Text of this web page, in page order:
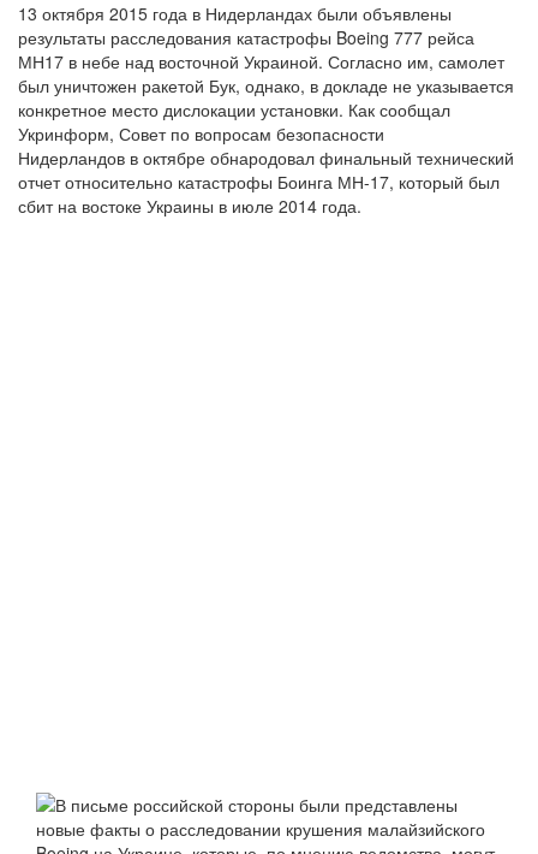
13 октября 2015 года в Нидерландах были объявлены
результаты расследования катастрофы Boeing 777 рейса
МН17 в небе над восточной Украиной. Согласно им, самолет
был уничтожен ракетой Бук, однако, в докладе не указывается
конкретное место дислокации установки. Как сообщал
Укринформ, Совет по вопросам безопасности
Нидерландов в октябре обнародовал финальный технический
отчет относительно катастрофы Боинга МН-17, который был
сбит на востоке Украины в июле 2014 года.